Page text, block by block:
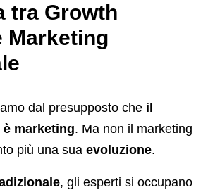
tra Growth
Marketing
dal presupposto che il
marketing. Ma non il marketing
più una sua evoluzione.
, gli esperti si occupano